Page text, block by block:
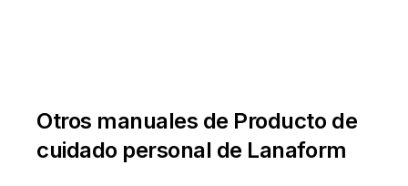
Otros manuales de Producto de
cuidado personal de Lanaform